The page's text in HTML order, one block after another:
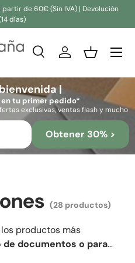
de 60€ (Sin IVA) | Devolución
días)
BuscarIniciar sesión
Cesta
|
tu primer pedido*
exclusivas, ventas flash y mucho
Obtener 30% >
(28 productos)
productos más
de documentos o para